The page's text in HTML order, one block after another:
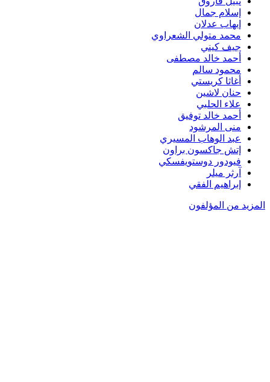
إسلام جمال
إيهاب عدلان
محمد متولي الشعراوي
جيف كيني
أحمد خالد مصطفى
محمود سالم
أغاثا كريستي
حنان لاشين
علاء الحلبي
أحمد خالد توفيق
منى المرشود
عبد الوهاب المسيري
إتش جاكسون براون
فيودور دوستويفسكي
آرثر ميلر
إبراهيم الفقي
المزيد من المؤلفون